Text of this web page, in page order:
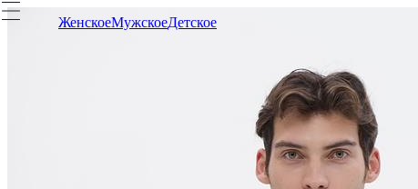
ЖенскоеМужскоеДетское